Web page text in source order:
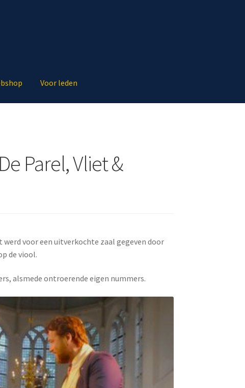
Voor leden
Parel, Vliet &
werd voor een uitverkochte zaal gegeven door
de viool.
alsmede ontroerende eigen nummers.